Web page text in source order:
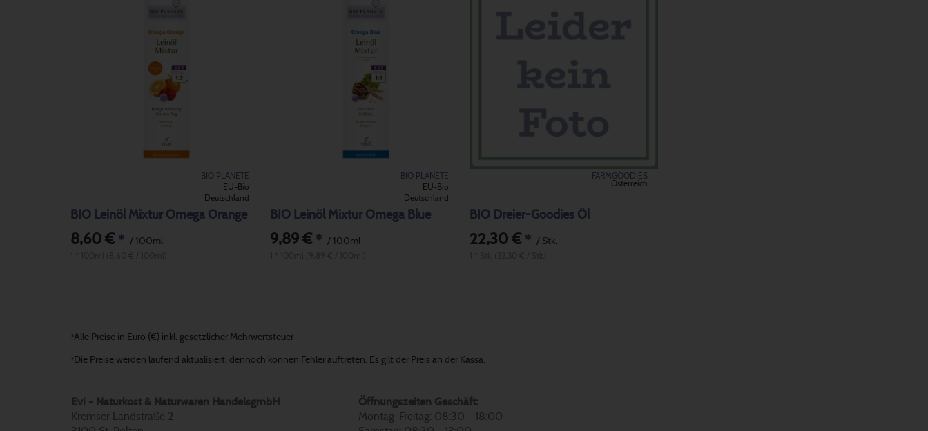
BIO PLANETE
EU-Bio
Deutschland
BIO Leinöl Mixtur Omega Orange
8,60 € * / 100ml
BIO PLANETE
EU-Bio
Deutschland
BIO Leinöl Mixtur Omega Blue
9,89 €* / 100ml
FARMGOODIES
Österreich
BIO Dreier-Goodies Öl
22,30 €* / Stk.
*Alle Preise in Euro (€) inkl. gesetzlicher Mehrwertsteuer
* Die Preise werden laufend aktualisiert, dennoch können Fehler auftreten. Es gilt der Preis an der Kassa.
Evi - Naturkost & Naturwaren HandelsgmbH
Kremser Landstraße 2
Öffnungszeiten Geschäft:
Montag-Freitag: 08:30 - 18:00